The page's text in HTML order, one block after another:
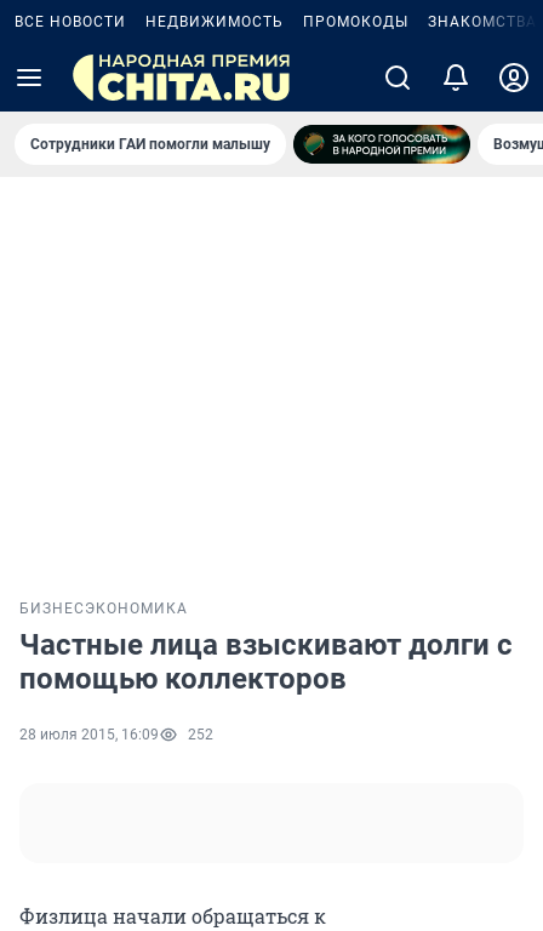
ВСЕ НОВОСТИ НЕДВИЖИМОСТЬ ПРОМОКОДЫ ЗНАКОМСТВА
Сотрудники ГАИ помогли малышу
БИЗНЕС ЭКОНОМИКА
Частные лица взыскивают долги с
помощью коллекторов
28 июля 2015, 16:09 252
Физлица начали обращаться к